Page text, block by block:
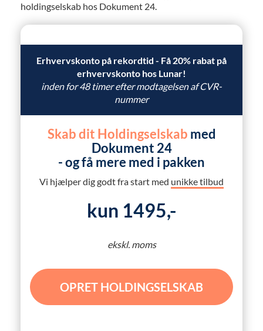
holdingselskab hos Dokument 24.
Erhvervskonto på rekordtid - Få 20% rabat på
erhvervskonto hos Lunar!
inden for 48 timer efter modtagelsen af CVR-
nummer
Skab dit Holdingselskab med
Dokument 24
- og få mere med i pakken
Vi hjælper dig godt fra start med unikke tilbud
kun 1495,-
ekskl. moms
OPRET HOLDINGSELSKAB